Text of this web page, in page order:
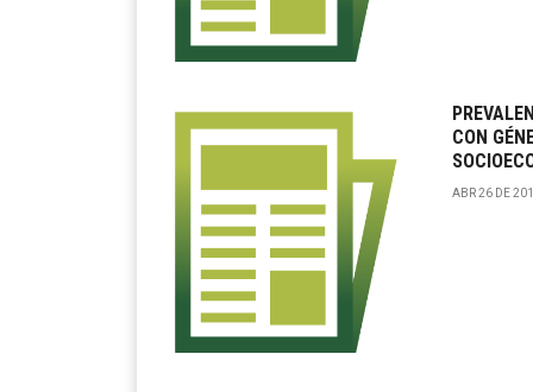
CON
ABR 26 DE